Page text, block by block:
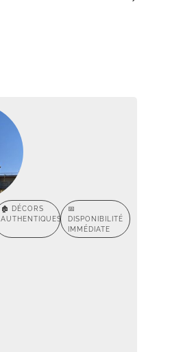
🏚️ DÉCORS
AUTHENTIQUES
📅
DISPONIBILITÉ
IMMÉDIATE